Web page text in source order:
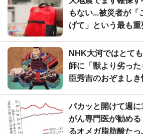
もない...被災者が
げて」という最も
NHK大河ではとて
師に「獣より劣っ
臣秀吉のおぞましき
パカッと開けて週
がん専門医が勧め
るオメガ脂肪酸たっ